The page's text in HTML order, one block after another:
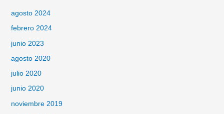
agosto 2024
febrero 2024
junio 2023
agosto 2020
julio 2020
junio 2020
noviembre 2019